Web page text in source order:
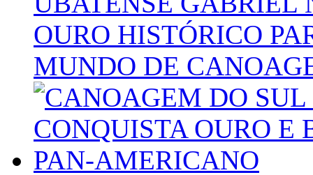
OURO HISTÓRICO
MUNDO DE